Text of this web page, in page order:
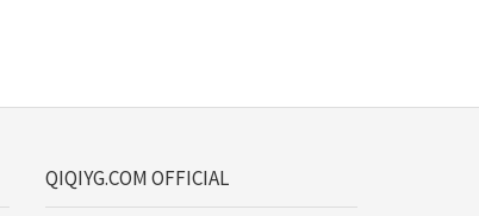
QIQIYG.COM OFFICIAL